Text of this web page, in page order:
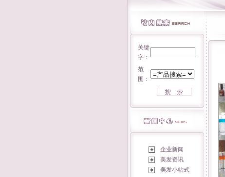
关键
字：
范
围：
企业新闻
美发资讯
美发小帖式